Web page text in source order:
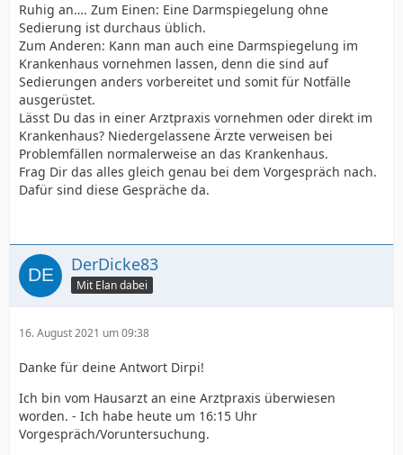
Ruhig an…. Zum Einen: Eine Darmspiegelung ohne
Sedierung ist durchaus üblich.
Zum Anderen: Kann man auch eine Darmspiegelung im
Krankenhaus vornehmen lassen, denn die sind auf
Sedierungen anders vorbereitet und somit für Notfälle
ausgerüstet.
Lässt Du das in einer Arztpraxis vornehmen oder direkt im
Krankenhaus? Niedergelassene Ärzte verweisen bei
Problemfällen normalerweise an das Krankenhaus.
Frag Dir das alles gleich genau bei dem Vorgespräch nach.
Dafür sind diese Gespräche da.
DerDicke83
Mit Elan dabei
16. August 2021 um 09:38
Danke für deine Antwort Dirpi!
Ich bin vom Hausarzt an eine Arztpraxis überwiesen
worden. - Ich habe heute um 16:15 Uhr
Vorgespräch/Voruntersuchung.